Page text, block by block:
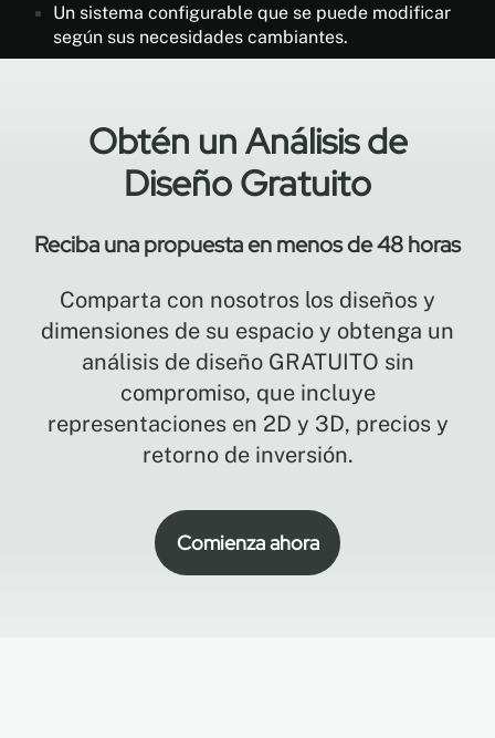
Un sistema configurable que se puede modificar
según sus necesidades cambiantes.
Obtén un Análisis de
Diseño Gratuito
Reciba una propuesta en menos de 48 horas
Comparta con nosotros los diseños y
dimensiones de su espacio y obtenga un
análisis de diseño GRATUITO sin
compromiso, que incluye
representaciones en 2D y 3D, precios y
retorno de inversión.
Comienza ahora